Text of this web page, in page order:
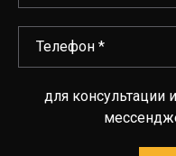
для консультации